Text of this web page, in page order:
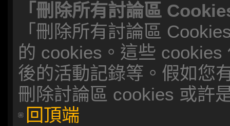
「刪除所有討論區
「刪除所有討論區
的 cookies。這些
後的活動記錄等。假如您
刪除討論區 cookies 或許
回頂端